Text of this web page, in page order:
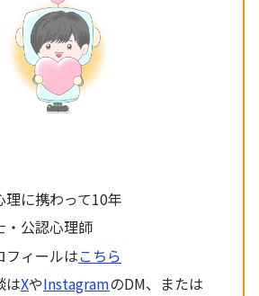
理に携わって10年
・公認心理師
フィールはこちら
はXやInstagramのDM、または